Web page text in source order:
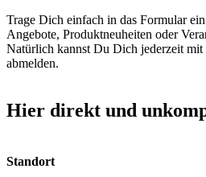
Trage Dich einfach in das Formular
Angebote, Produktneuheiten oder
Natürlich kannst Du Dich jederzeit
abmelden.
Hier direkt und
Standort